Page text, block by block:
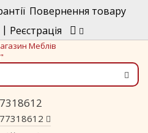
Повернення товару
| Реєстрація